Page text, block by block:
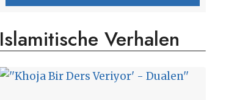
Islamitische Verhalen